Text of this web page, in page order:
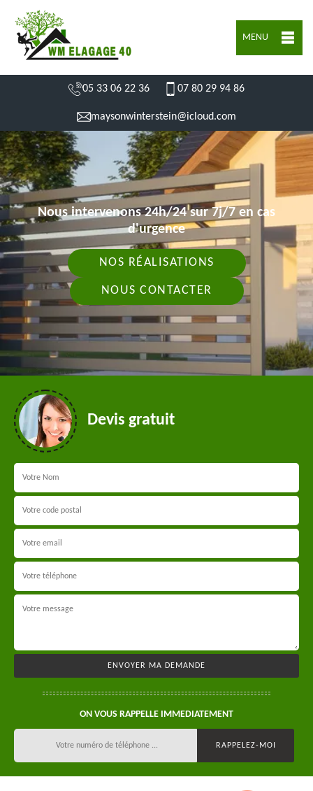
MENU
05 33 06 22 36 07 80 29 94 86
maysonwinterstein@icloud.com
Nous intervenons 24h/24 sur 7j/7 en cas
d'urgence
NOS RÉALISATIONS
NOUS CONTACTER
Devis gratuit
ON VOUS RAPPELLE IMMEDIATEMENT